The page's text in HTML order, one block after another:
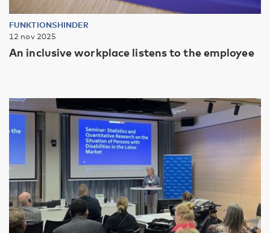
FUNKTIONSHINDER
12 nov 2025
An inclusive workplace listens to the employee